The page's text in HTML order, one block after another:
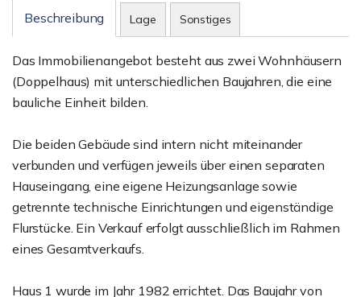
Beschreibung Lage Sonstiges
Das Immobilienangebot besteht aus zwei Wohnhäusern
(Doppelhaus) mit unterschiedlichen Baujahren, die eine
bauliche Einheit bilden.
Die beiden Gebäude sind intern nicht miteinander
verbunden und verfügen jeweils über einen separaten
Hauseingang, eine eigene Heizungsanlage sowie
getrennte technische Einrichtungen und eigenständige
Flurstücke. Ein Verkauf erfolgt ausschließlich im Rahmen
eines Gesamtverkaufs.
Haus 1 wurde im Jahr 1982 errichtet. Das Baujahr von